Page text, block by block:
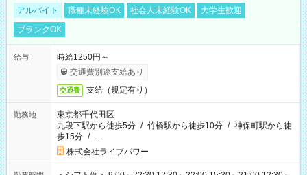
アルバイト 職種未経験OK 社会人未経験OK
大学生歓迎
ブランクOK
給与
時給1250円～
交通費別途支給あり
交通費 支給（規定有り）
勤務地
東京都千代田区
九段下駅から徒歩5分 / 竹橋駅から徒歩10分 / 神保町駅から徒
歩15分 / …
株式会社ライブパワー